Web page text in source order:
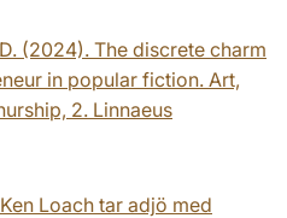
(2024). The discrete charm
in popular fiction. Art,
2. Linnaeus
Loach tar adjö med